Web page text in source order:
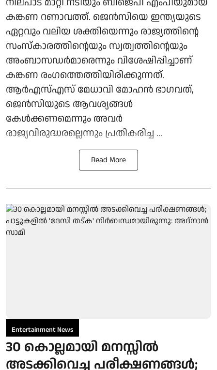
കങ്കണ റണാവത്ത്. ജെൻസിയെ ഇന്ത്യയുടെ
ഏറ്റവും വലിയ ശക്തിയെന്നും രാജ്യത്തിന്റെ
സംസ്കാരത്തിന്റെയും സ്വത്വത്തിന്റെയും
അംബാസഡർമാരെന്നും വിശേഷിപ്പിച്ചാണ്
കങ്കണ രംഗത്തെത്തിയിരിക്കുന്നത്.
ആർഎസ്എസ് മേധാവി മോഹൻ ഭാഗവത്,
ജെൻസിയുടെ ആവശ്യങ്ങൾ
കേൾക്കണമെന്നും അവർ
രാജ്യവിരുദ്ധരല്ലെന്നും പ്രതികരിച്ച ...
Read More
Entertainment News
30 കൊല്ലമായി മനസ്സിൽ
അടക്കിവെച്ച പരീക്ഷണങ്ങൾ;